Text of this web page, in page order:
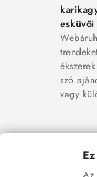
szó
vagy